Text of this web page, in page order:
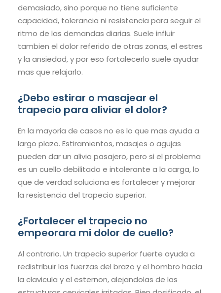
demasiado, sino porque no tiene suficiente
capacidad, tolerancia ni resistencia para seguir el
ritmo de las demandas diarias. Suele influir
tambien el dolor referido de otras zonas, el estres
y la ansiedad, y por eso fortalecerlo suele ayudar
mas que relajarlo.
¿Debo estirar o masajear el
trapecio para aliviar el dolor?
En la mayoria de casos no es lo que mas ayuda a
largo plazo. Estiramientos, masajes o agujas
pueden dar un alivio pasajero, pero si el problema
es un cuello debilitado e intolerante a la carga, lo
que de verdad soluciona es fortalecer y mejorar
la resistencia del trapecio superior.
¿Fortalecer el trapecio no
empeorara mi dolor de cuello?
Al contrario. Un trapecio superior fuerte ayuda a
redistribuir las fuerzas del brazo y el hombro hacia
la clavicula y el esternon, alejandolas de las